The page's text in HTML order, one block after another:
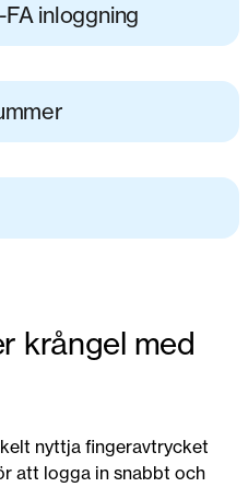
inloggning
krångel med
nyttja fingeravtrycket
att logga in snabbt och